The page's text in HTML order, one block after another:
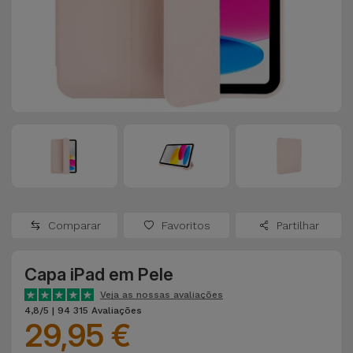
Dyson
TCL
Recondicionados
Recondicionados
tudo
Películas
Carregadores
e Colunas
Smartwatches
e Braceletes
Correntes
Comparar Favoritos Partilhar
Capa iPad em Pele
Veja as nossas avaliações
4,8/5 | 94 315 Avaliações
29,95 €